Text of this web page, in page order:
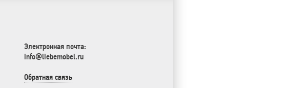
Электронная почта:
info@liebemobel.ru
Обратная связь